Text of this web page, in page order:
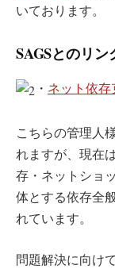
いております。
SAGSとのリン
・ ネット依存
こちらの管理人
れますが、現在
存・ネットショ
体とする依存全
れています。
問題解決に向け